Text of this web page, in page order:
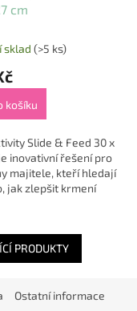
cm
sklad (>5 ks)
košíku
Slide & Feed 30 x
inovativní řešení pro
majitele, kteří hledají
jak zlepšit krmení
PRODUKTY
Ostatní informace